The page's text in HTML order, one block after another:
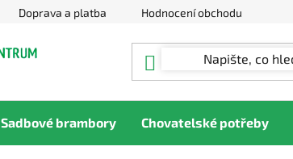
Doprava a platba Hodnocení obchodu
Sadbové brambory Chovatelské potřeby